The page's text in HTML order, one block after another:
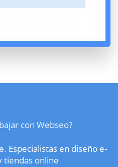
con Webseo?
Especialistas en diseño e-
tiendas online